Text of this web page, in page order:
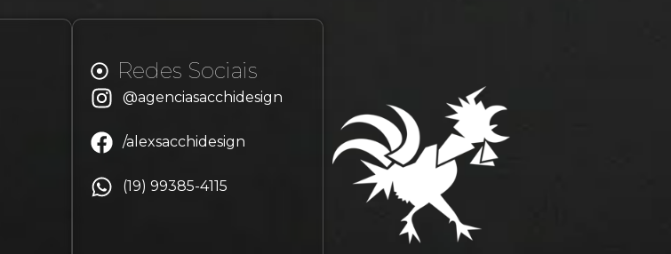
Redes Sociais
@agenciasacchidesign
/alexsacchidesign
(19) 99385-4115